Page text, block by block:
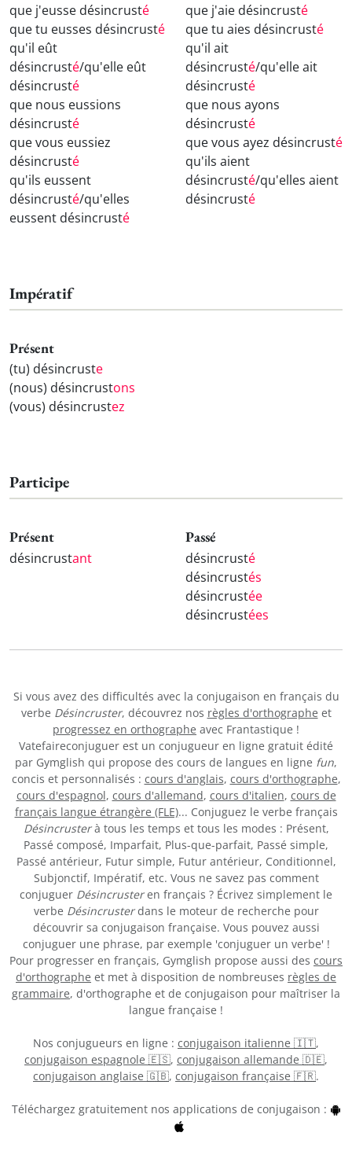
que j'eusse désincrusté
que tu eusses désincrusté
qu'il eût
désincrusté/qu'elle eût
désincrusté
que nous eussions
désincrusté
que vous eussiez
désincrusté
qu'ils eussent
désincrusté/qu'elles
eussent désincrusté
que j'aie désincrusté
que tu aies désincrusté
qu'il ait
désincrusté/qu'elle ait
désincrusté
que nous ayons
désincrusté
que vous ayez désincrusté
qu'ils aient
désincrusté/qu'elles aient
désincrusté
Impératif
Présent
(tu) désincruste
(nous) désincrustons
(vous) désincrustez
Participe
Présent
désincrustant
Passé
désincrusté
désincrustés
désincrustée
désincrustées
Si vous avez des difficultés avec la conjugaison en français du
verbe Désincruster, découvrez nos règles d'orthographe et
progressez en orthographe avec Frantastique !
Vatefaireconjuguer est un conjugueur en ligne gratuit édité
par Gymglish qui propose des cours de langues en ligne fun,
concis et personnalisés : cours d'anglais, cours d'orthographe,
cours d'espagnol, cours d'allemand, cours d'italien, cours de
français langue étrangère (FLE)... Conjuguez le verbe français
Désincrusterà tous les temps et tous les modes : Présent,
Passé composé, Imparfait, Plus-que-parfait, Passé simple,
Passé antérieur, Futur simple, Futur antérieur, Conditionnel,
Subjonctif, Impératif, etc. Vous ne savez pas comment
conjuguer Désincrusteren français ? Écrivez simplement le
verbe Désincrusterdans le moteur de recherche pour
découvrir sa conjugaison française. Vous pouvez aussi
conjuguer une phrase, par exemple 'conjuguer un verbe' !
Pour progresser en français, Gymglish propose aussi des cours
d'orthographe et met à disposition de nombreuses règles de
grammaire, d'orthographe et de conjugaison pour maîtriser la
langue française !
Nos conjugueurs en ligne : conjugaison italienne 🇮🇹,
conjugaison espagnole 🇪🇸, conjugaison allemande 🇩🇪,
conjugaison anglaise 🇬🇧, conjugaison française 🇫🇷.
Téléchargez gratuitement nos applications de conjugaison :